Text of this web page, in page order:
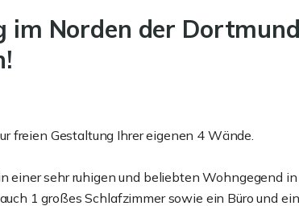
im Norden der
freien Gestaltung Ihrer eigenen 4 Wände.
einer sehr ruhigen und beliebten Wohngegend in
1 großes Schlafzimmer sowie ein Büro und ein